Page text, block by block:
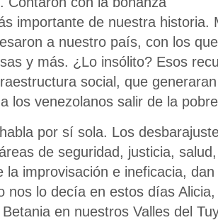
importante de nuestra historia.
a nuestro país, con los
y más. ¿Lo insólito? Esos
social, que
los venezolanos salir de la
por sí sola. Los
de seguridad, justicia,
la improvisación e ineficacia,
nos lo decía en estos días
en nuestros Valles del